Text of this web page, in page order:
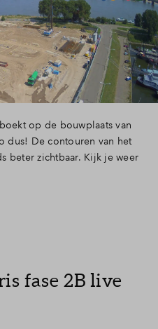
op de bouwplaats van
dus! De contouren van het
beter zichtbaar. Kijk je weer
fase 2B live